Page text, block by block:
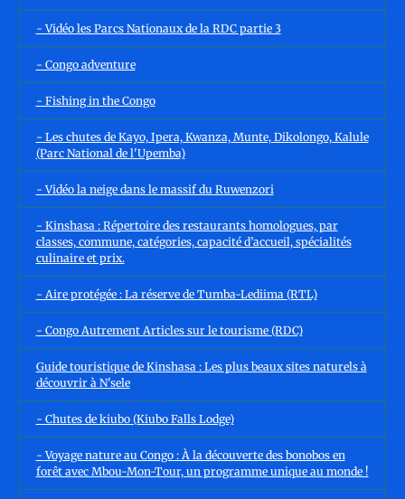
- Vidéo les Parcs Nationaux de la RDC partie 3
- Congo adventure
- Fishing in the Congo
- Les chutes de Kayo, Ipera, Kwanza, Munte, Dikolongo, Kalule
(Parc National de l'Upemba)
- Vidéo la neige dans le massif du Ruwenzori
- Kinshasa : Répertoire des restaurants homologues, par
classes, commune, catégories, capacité d’accueil, spécialités
culinaire et prix.
- Aire protégée : La réserve de Tumba-Lediima (RTL)
- Congo Autrement Articles sur le tourisme (RDC)
Guide touristique de Kinshasa : Les plus beaux sites naturels à
découvrir à N'sele
- Chutes de kiubo (Kiubo Falls Lodge)
- Voyage nature au Congo : À la découverte des bonobos en
forêt avec Mbou-Mon-Tour, un programme unique au monde !